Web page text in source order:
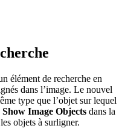
élément de recherche en
dans l’image. Le nouvel
type que l’objet sur lequel
Show Image Objects dans la
objets à surligner.